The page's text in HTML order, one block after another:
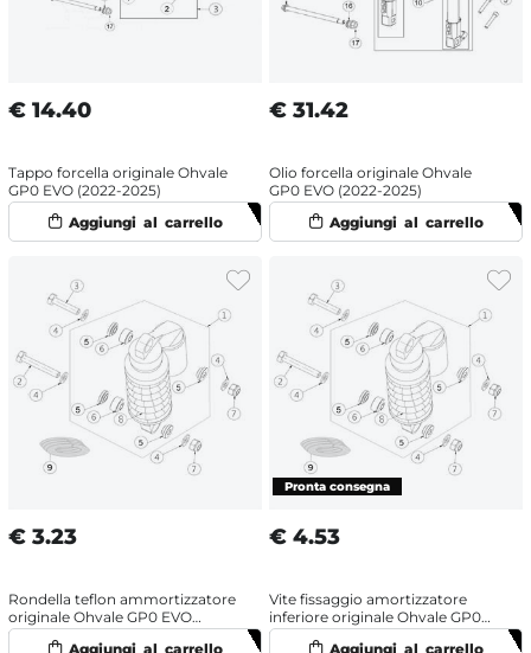
€ 14.40
Tappo forcella originale Ohvale
GP0 EVO (2022-2025)
€ 31.42
Olio forcella originale Ohvale
GP0 EVO (2022-2025)
€ 3.23
Rondella teflon ammortizzatore
originale Ohvale GP0 EVO
(2022-2025)
€ 4.53
Vite fissaggio amortizzatore
inferiore originale Ohvale GP0
EVO (2022-2025)